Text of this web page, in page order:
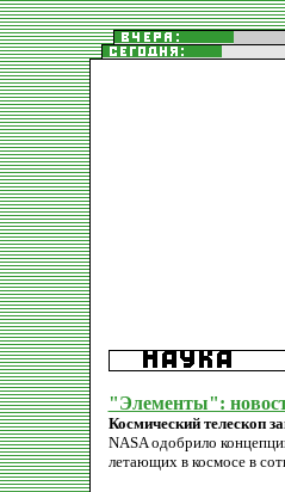
"Элементы":
Космический телескоп
NASA одобрило
летающих в космосе в